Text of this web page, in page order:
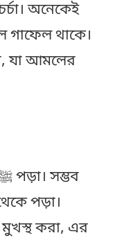
অনেকেই
গাফেল থাকে।
যা আমলের
পড়া।
মুখস্থ করা, এর